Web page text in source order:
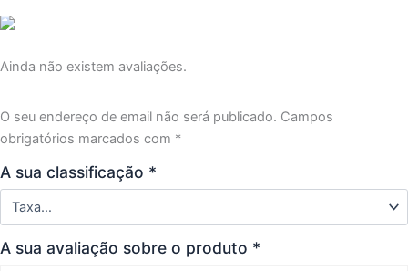
Ainda não existem avaliações.
O seu endereço de email não será publicado. Campos
obrigatórios marcados com *
A sua classificação *
A sua avaliação sobre o produto *